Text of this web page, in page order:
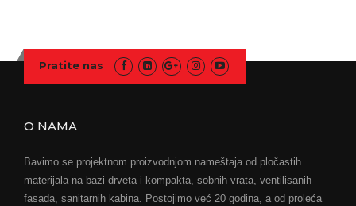
Pratite nas
O NAMA
Bavimo se projektnom proizvodnjom nameštaja od pločastih
materijala na bazi drveta i kompakta, sobnih vrata, ventilisanih
fasada, sanitarnih kabina. Postojimo već 20 godina, a od proleća